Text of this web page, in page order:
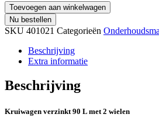
Toevoegen aan winkelwagen
Nu bestellen
SKU 401021 Categorieën
Beschrijving
Extra informatie
Beschrijving
Kruiwagen verzinkt 90 L met 2 wielen